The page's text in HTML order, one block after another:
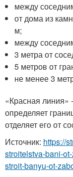
между
от дома из
м;
между
3 метра от
5 метров от
не менее 3
«Красная линия»
определяет
отделяет его от
Источник: https://
stroitelstva-bani-
stroit-banyu-ot-